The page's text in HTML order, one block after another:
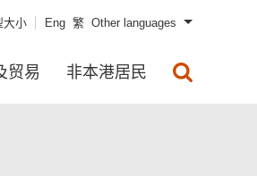
大小 Eng 繁 Other languages
贸易 非本港居民